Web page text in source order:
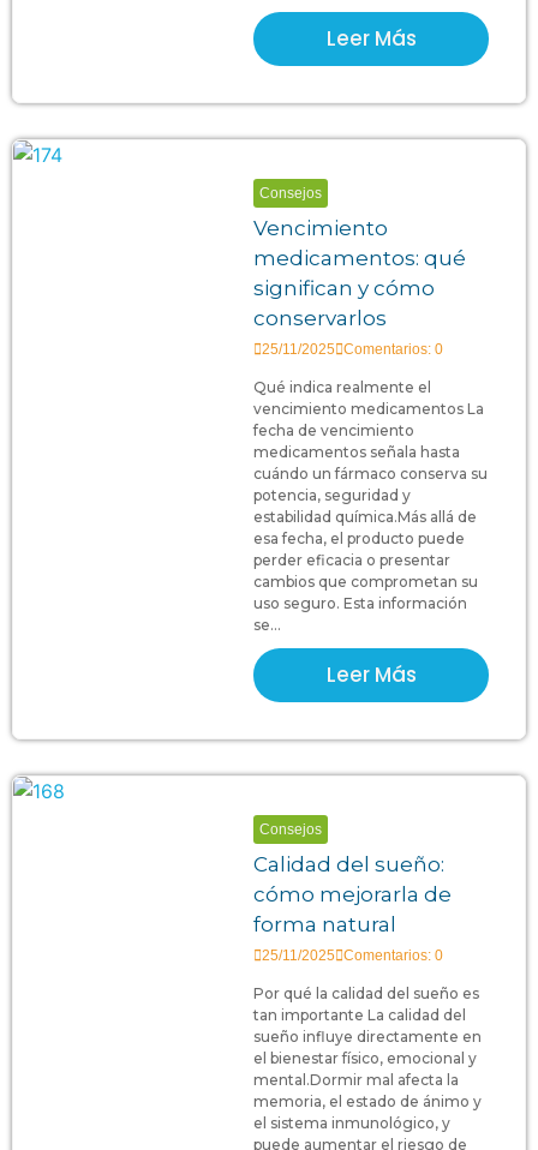
Leer Más
Consejos
Vencimiento
medicamentos: qué
significan y cómo
conservarlos
25/11/2025 Comentarios: 0
Qué indica realmente el
vencimiento medicamentos La
fecha de vencimiento
medicamentos señala hasta
cuándo un fármaco conserva su
potencia, seguridad y
estabilidad química.Más allá de
esa fecha, el producto puede
perder eficacia o presentar
cambios que comprometan su
uso seguro. Esta información
se...
Leer Más
Consejos
Calidad del sueño:
cómo mejorarla de
forma natural
25/11/2025 Comentarios: 0
Por qué la calidad del sueño es
tan importante La calidad del
sueño influye directamente en
el bienestar físico, emocional y
mental.Dormir mal afecta la
memoria, el estado de ánimo y
el sistema inmunológico, y
puede aumentar el riesgo de